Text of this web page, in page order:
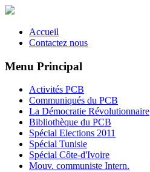
Accueil
Contactez nous
Menu Principal
Activités PCB
Communiqués du PCB
La Démocratie Révolutionnaire
Bibliothèque du PCB
Spécial Elections 2011
Spécial Tunisie
Spécial Côte-d'Ivoire
Mouv. communiste Intern.